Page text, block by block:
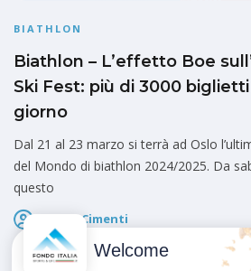
BIATHLON
Biathlon – L’effetto Boe
Ski Fest: più di 3000
giorno
Dal 21 al 23 marzo si terrà ad Oslo
del Mondo di biathlon 2024/2025. Da
questo
Marco Cimenti
Pubblicato il
Welcome